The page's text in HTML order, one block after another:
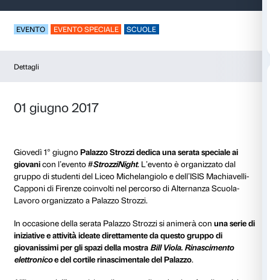
Strozzi Night 2017
Dettagli
01 giugno 2017